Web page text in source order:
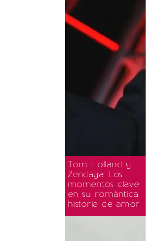
Tom Holland y
Zendaya: Los
momentos clave
en su romántica
historia de amor